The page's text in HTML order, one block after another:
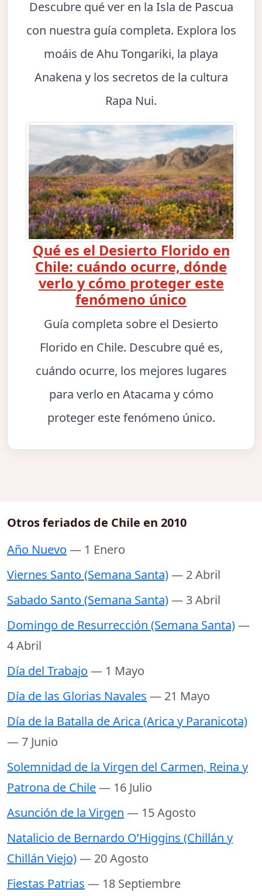
Descubre qué ver en la Isla de Pascua
con nuestra guía completa. Explora los
moáis de Ahu Tongariki, la playa
Anakena y los secretos de la cultura
Rapa Nui.
Qué es el Desierto Florido en
Chile: cuándo ocurre, dónde
verlo y cómo proteger este
fenómeno único
Guía completa sobre el Desierto
Florido en Chile. Descubre qué es,
cuándo ocurre, los mejores lugares
para verlo en Atacama y cómo
proteger este fenómeno único.
Otros feriados de Chile en 2010
Año Nuevo — 1 Enero
Viernes Santo (Semana Santa)— 2 Abril
Sabado Santo (Semana Santa)— 3 Abril
Domingo de Resurrección (Semana Santa)—
4 Abril
Día del Trabajo — 1 Mayo
Día de las Glorias Navales — 21 Mayo
Día de la Batalla de Arica (Arica y Paranicota)
— 7 Junio
Solemnidad de la Virgen del Carmen, Reina y
Patrona de Chile— 16 Julio
Asunción de la Virgen — 15 Agosto
Natalicio de Bernardo O’Higgins (Chillán y
Chillán Viejo)— 20 Agosto
Fiestas Patrias — 18 Septiembre